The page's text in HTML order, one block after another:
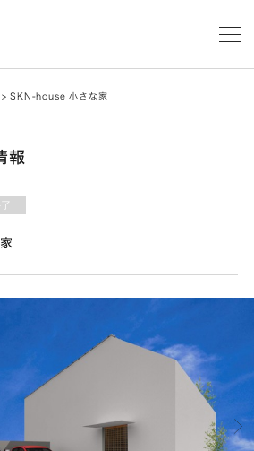
メ
>SKN-house 小さな家
報